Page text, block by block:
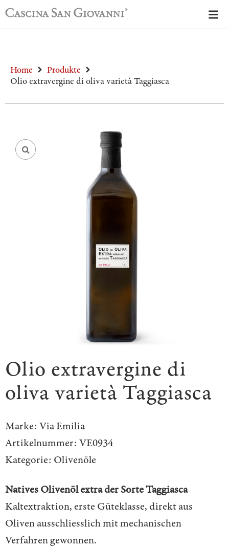
Home
Produkte
Olio extravergine di oliva varietà Taggiasca
Olio extravergine di
oliva varietà Taggiasca
Marke: Via Emilia
Artikelnummer: VE0934
Kategorie: Olivenöle
Natives Olivenöl extra der Sorte Taggiasca
Kaltextraktion, erste Güteklasse, direkt aus
Oliven ausschliesslich mit mechanischen
Verfahren gewonnen.